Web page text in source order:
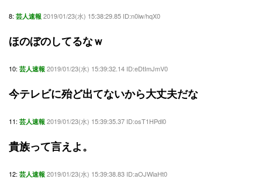
8: 芸人速報 2019/01/23(水) 15:38:29.85 ID:n0iw/hqX0
ほのぼのしてるなｗ
10: 芸人速報 2019/01/23(水) 15:39:32.14 ID:eDtImJmV0
今テレビに殆ど出てないから大丈夫だな
11: 芸人速報 2019/01/23(水) 15:39:35.37 ID:osT1HPdl0
貴族って言えよ。
12: 芸人速報 2019/01/23(水) 15:39:38.83 ID:aOJWiaHt0